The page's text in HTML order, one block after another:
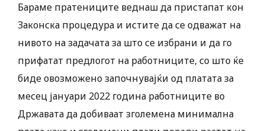
Бараме пратениците веднаш да пристапат кон
Законска процедура и истите да се одважат на
нивото на задачата за што се избрани и да го
прифатат предлогот на работниците, со што ќе
биде овозможено започнувајќи од платата за
месец јануари 2022 година работниците во
Државата да добиваат зголемена минимална